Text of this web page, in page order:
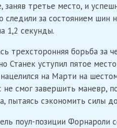
заняв третье место, и
следили за состоянием
1,2 секунды.
трехсторонняя борьба
Станек уступил пятое
на Марти на
не смог завершить маневр,
пытаясь сэкономить силы
поул-позиции Форнароли